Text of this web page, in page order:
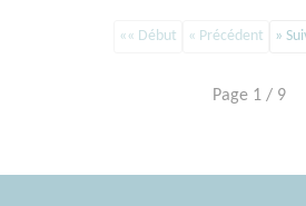
«« Début « Précédent »
Page 1 / 9